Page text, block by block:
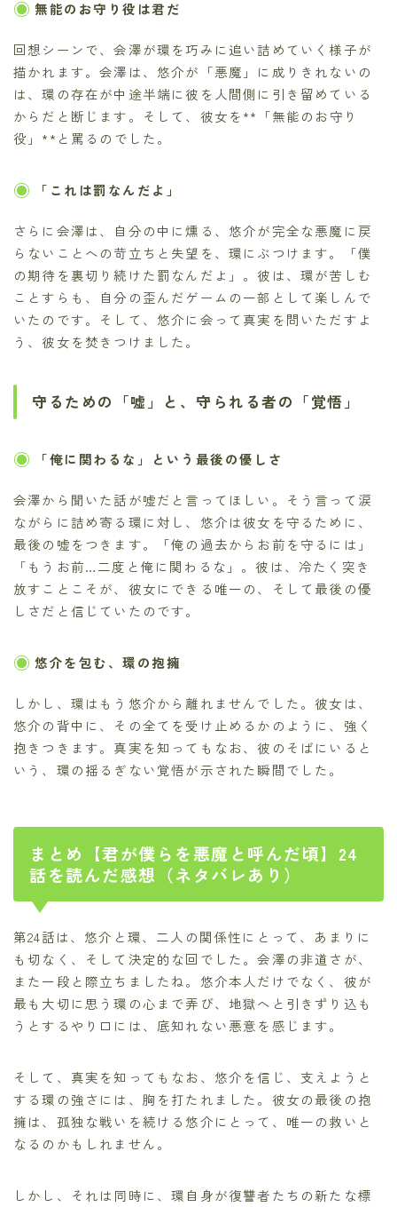
無能のお守り役は君だ
回想シーンで、会澤が環を巧みに追い詰めていく様子が
描かれます。会澤は、悠介が「悪魔」に成りきれないの
は、環の存在が中途半端に彼を人間側に引き留めている
からだと断じます。そして、彼女を**「無能のお守り
役」**と罵るのでした。
「これは罰なんだよ」
さらに会澤は、自分の中に燻る、悠介が完全な悪魔に戻
らないことへの苛立ちと失望を、環にぶつけます。「僕
の期待を裏切り続けた罰なんだよ」。彼は、環が苦しむ
ことすらも、自分の歪んだゲームの一部として楽しんで
いたのです。そして、悠介に会って真実を問いただすよ
う、彼女を焚きつけました。
守るための「嘘」と、守られる者の「覚悟」
「俺に関わるな」という最後の優しさ
会澤から聞いた話が嘘だと言ってほしい。そう言って涙
ながらに詰め寄る環に対し、悠介は彼女を守るために、
最後の嘘をつきます。「俺の過去からお前を守るには」
「もうお前…二度と俺に関わるな」。彼は、冷たく突き
放すことこそが、彼女にできる唯一の、そして最後の優
しさだと信じていたのです。
悠介を包む、環の抱擁
しかし、環はもう悠介から離れませんでした。彼女は、
悠介の背中に、その全てを受け止めるかのように、強く
抱きつきます。真実を知ってもなお、彼のそばにいると
いう、環の揺るぎない覚悟が示された瞬間でした。
まとめ【君が僕らを悪魔と呼んだ頃】24
話を読んだ感想（ネタバレあり）
第24話は、悠介と環、二人の関係性にとって、あまりに
も切なく、そして決定的な回でした。会澤の非道さが、
また一段と際立ちましたね。悠介本人だけでなく、彼が
最も大切に思う環の心まで弄び、地獄へと引きずり込も
うとするやり口には、底知れない悪意を感じます。
そして、真実を知ってもなお、悠介を信じ、支えようと
する環の強さには、胸を打たれました。彼女の最後の抱
擁は、孤独な戦いを続ける悠介にとって、唯一の救いと
なるのかもしれません。
しかし、それは同時に、環自身が復讐者たちの新たな標